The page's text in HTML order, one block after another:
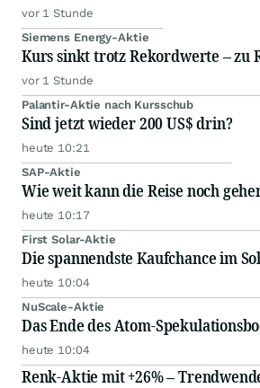
vor 1 Stunde
Siemens Energy-Aktie
Kurs sinkt trotz Rekordwerte – zu
vor 1 Stunde
Palantir-Aktie nach Kursschub
Sind jetzt wieder 200 US$ drin?
heute 10:21
SAP-Aktie
Wie weit kann die Reise noch
heute 10:17
First Solar-Aktie
Die spannendste Kaufchance im
heute 10:04
NuScale-Aktie
Das Ende des Atom-
heute 10:04
Renk-Aktie mit +26% –